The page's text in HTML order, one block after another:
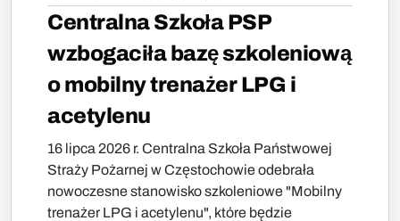
Centralna Szkoła PSP
wzbogaciła bazę szkoleniową
o mobilny trenażer LPG i
acetylenu
16 lipca 2026 r. Centralna Szkoła Państwowej
Straży Pożarnej w Częstochowie odebrała
nowoczesne stanowisko szkoleniowe "Mobilny
trenażer LPG i acetylenu", które będzie